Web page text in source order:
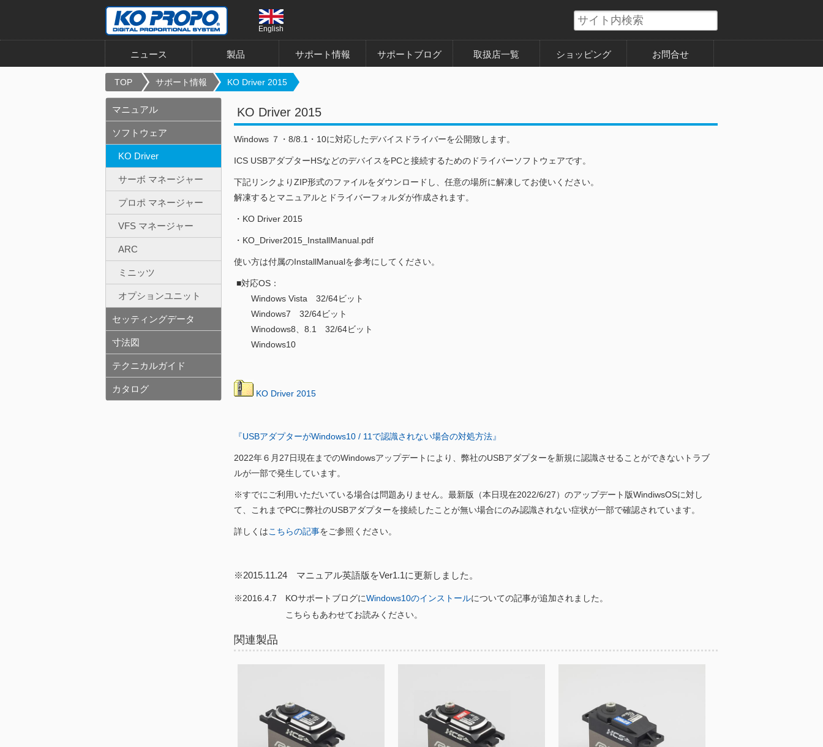
English
ニュース 製品 サポート情報 サポートブログ 取扱店一覧 ショッピング お問合せ
TOP サポート情報 KO Driver 2015
KO Driver 2015
Windows ７・8/8.1・10に対応したデバイスドライバーを公開致します。
ICS USBアダプターHSなどのデバイスをPCと接続するためのドライバーソフトウェアです。
下記リンクよりZIP形式のファイルをダウンロードし、任意の場所に解凍してお使いください。
解凍するとマニュアルとドライバーフォルダが作成されます。
・KO Driver 2015
・KO_Driver2015_InstallManual.pdf
使い方は付属のInstallManualを参考にしてください。
■対応OS：
Windows Vista 32/64ビット
Windows7 32/64ビット
Winodows8、8.1
32/64ビット
Windows10
KO Driver 2015
『USBアダプターがWindows10 / 11で認識されない場合の対処方法』
2022年６月27日現在までのWindowsアップデートにより、弊社のUSBアダプターを新規に認識させることができないトラブ
ルが一部で発生しています。
※すでにご利用いただいている場合は問題ありません。最新版（本日現在2022/6/27）のアップデート版WindiwsOSに対し
て、これまでPCに弊社のUSBアダプターを接続したことが無い場合にのみ認識されない症状が一部で確認されています。
詳しくはこちらの記事をご参照ください。
※2015.11.24 マニュアル英語版をVer1.1に更新しました。
※2016.4.7 KOサポートブログにWindows10のインストールについての記事が追加されました。
こちらもあわせてお読みください。
関連製品
マニュアル
ソフトウェア
KO Driver
サーボ マネージャー
プロポ マネージャー
VFS マネージャー
ARC
ミニッツ
オプションユニット
セッティングデータ
寸法図
テクニカルガイド
カタログ